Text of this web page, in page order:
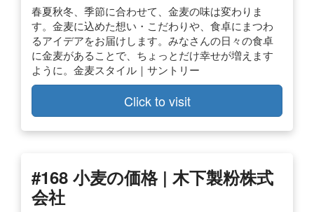
春夏秋冬、季節に合わせて、金麦の味は変わりま
す。金麦に込めた想い・こだわりや、食卓にまつわ
るアイデアをお届けします。みなさんの日々の食卓
に金麦があることで、ちょっとだけ幸せが増えます
ように。金麦スタイル｜サントリー
Click to visit
#168 小麦の価格 | 木下製粉株式
会社